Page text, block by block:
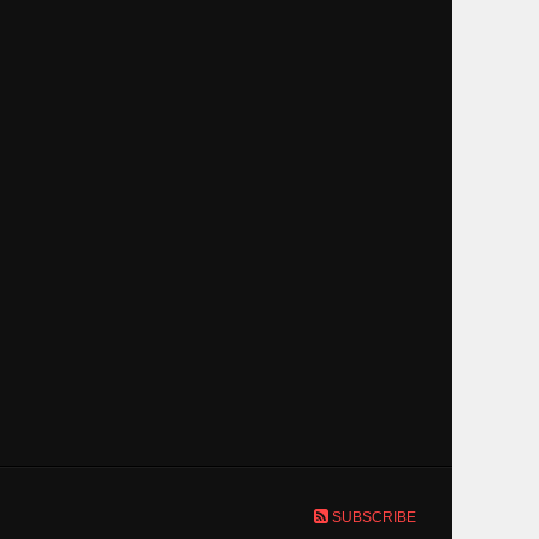
SUBSCRIBE